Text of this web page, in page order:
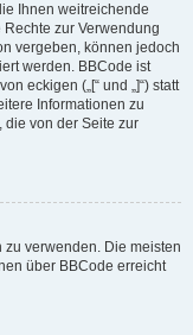
Ihnen weitreichende
zur Verwendung
vergeben, können jedoch
werden. BBCode ist
eckigen („[“ und „]“) statt
Informationen zu
die von der Seite zur
zu verwenden. Die meisten
über BBCode erreicht